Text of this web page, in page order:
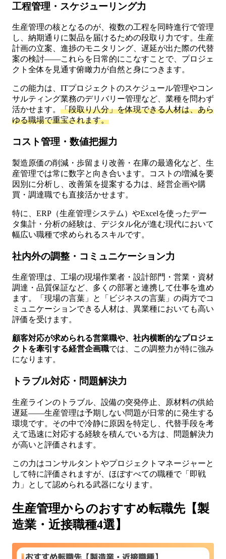
工程管理・スケジューリング力
生産管理の核となるのが、複数の工程を同時進行で管理
し、納期通りに製品を届けるための段取り力です。生産
計画の立案、進捗のモニタリング、遅延が出た際の代替
案の検討——これらを日常的にこなすことで、プロジェ
クト全体を見通す俯瞰力が自然と身につきます。
この能力は、ITプロジェクトのスケジュール管理やコン
サルティング業務のデリバリー管理など、業種を問わず
活かせます。 「段取り八分」を体現できる人材は、あら
ゆる職場で重宝されます。
コスト管理・数値把握力
製造原価の削減・歩留まり改善・在庫の最適化など、生
産管理では常に数字と向き合います。コストの増減を要
因別に分析し、改善策を提案する力は、経営企画や購
買・調達職でも直接活かせます。
特に、ERP（生産管理システム）やExcelを使ったデー
タ集計・分析の経験は、デジタル化が進む現代において
幅広い職種で求められるスキルです。
社内外の調整・コミュニケーション力
生産管理は、工場の現場作業者・設計部門・営業・資材
調達・品質保証など、多くの部署と連携して仕事を進め
ます。「現場の言葉」と「ビジネスの言葉」の両方でコ
ミュニケーションできる人材は、異業種においても高い
評価を受けます。
顧客対応が求められる営業職や、社内横断的なプロジェ
クトを牽引する経営企画職では、この調整力が特に強み
になります。
トラブル対応・問題解決力
生産ラインのトラブル、設備の突発停止、原材料の供給
遅延——生産管理は予期しない問題が日常的に発生する
環境です。その中で冷静に原因を特定し、代替手段を考
えて迅速に対応する経験を積んでいる方は、問題解決力
が高いと評価されます。
この力はコンサルタントやプロジェクトマネージャーと
して特に評価されますが、ほぼすべての職種で「即戦
力」として認められる武器になります。
生産管理からのおすすめ転職先【製
造業・近接職種4選】